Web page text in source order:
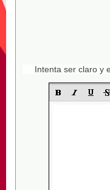
Intenta ser claro y